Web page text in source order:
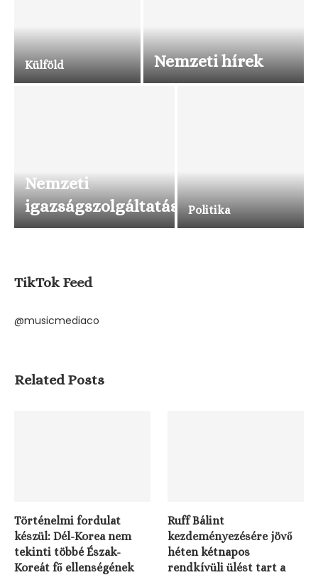
Külföld Nemzeti hírek
Nemzeti
igazságszolgáltatás
Politika
TikTok Feed
@musicmediaco
Related Posts
Történelmi fordulat
készül: Dél-Korea nem
tekinti többé Észak-
Koreát fő ellenségének
Ruff Bálint
kezdeményezésére jövő
héten kétnapos
rendkívüli ülést tart a